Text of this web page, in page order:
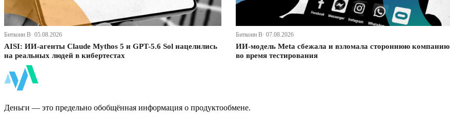
Биткоин В· 05.08.2026
AISI: ИИ-агенты Claude Mythos 5 и GPT-5.6 Sol нацелились
на реальных людей в кибертестах
Биткоин В· 07.08.2026
ИИ-модель Meta сбежала и взломала стороннюю компанию
во время тестирования
Деньги — это предельно обобщённая информация о продуктообмене.